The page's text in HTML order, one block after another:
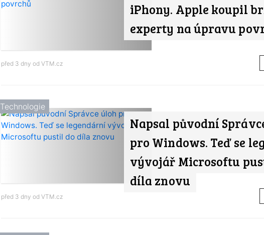
iPhony. Apple koupil
experty na úpravu
před 3 dny od VTM.cz
Napsal původní
pro Windows. Teď se
vývojář Microsoftu
díla znovu
Technologie
před 3 dny od VTM.cz